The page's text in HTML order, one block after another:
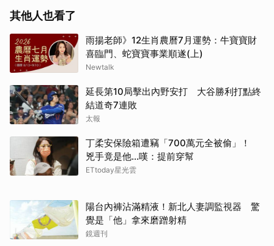
其他人也看了
雨揚老師》12生肖農曆7月運勢：牛寶寶財
喜臨門、蛇寶寶事業順遂(上)
Newtalk
延長第10局擊出內野安打 大谷勝利打點終
結道奇7連敗
太報
丁柔安保險箱遭竊「700萬元全被偷」！
兇手竟是他...嘆：提前穿幫
ETtoday星光雲
陽台內褲沾滿精液！新北人妻調監視器 驚
覺是「他」拿來磨蹭射精
鏡週刊